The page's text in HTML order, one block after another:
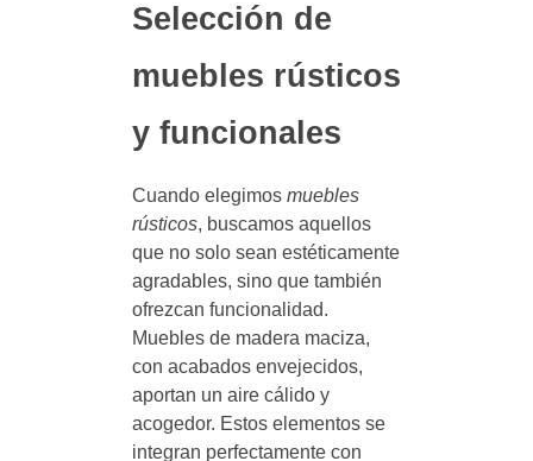
Selección de
muebles rústicos
y funcionales
Cuando elegimos muebles
rústicos, buscamos aquellos
que no solo sean estéticamente
agradables, sino que también
ofrezcan funcionalidad.
Muebles de madera maciza,
con acabados envejecidos,
aportan un aire cálido y
acogedor. Estos elementos se
integran perfectamente con